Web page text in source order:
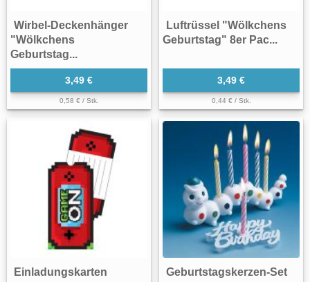
Wirbel-Deckenhänger
"Wölkchens
Geburtstag...
3,49 €
0,58 € / Stk.
Luftrüssel "Wölkchens
Geburtstag" 8er Pac...
3,49 €
0,44 € / Stk.
Einladungskarten
Geburtstagskerzen-Set